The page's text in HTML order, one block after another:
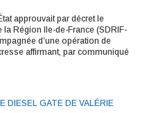
approuvait par décret le
Région Ile-de-France (SDRIF-
d’une opération de
affirmant, par communiqué